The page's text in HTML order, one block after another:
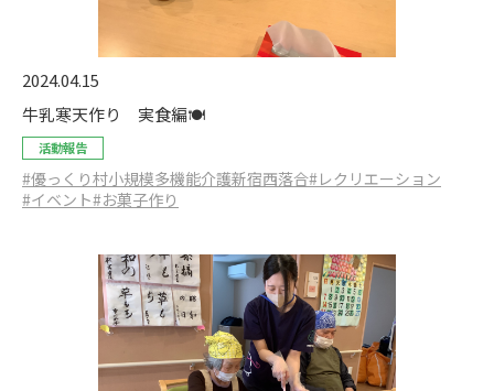
2024.04.15
牛乳寒天作り 実食編🍽️
活動報告
#優っくり村小規模多機能介護新宿西落合#レクリエーション
#イベント#お菓子作り